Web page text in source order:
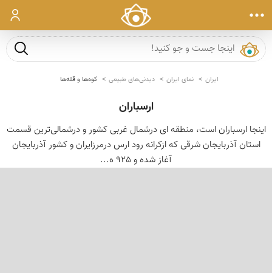
ورود
جست و
ایران نمای ایران دیدنی‌های طبیعی کوه‌ها و قله‌ها
ارسباران
اینجا ارسباران است، منطقه ای درشمال غربی کشور و درشمالی‌ترین قسمت
استان آذربایجان شرقی که ازکرانه رود ارس درمرزایران و كشور آذربایجان
آغاز شده و 925 ه...